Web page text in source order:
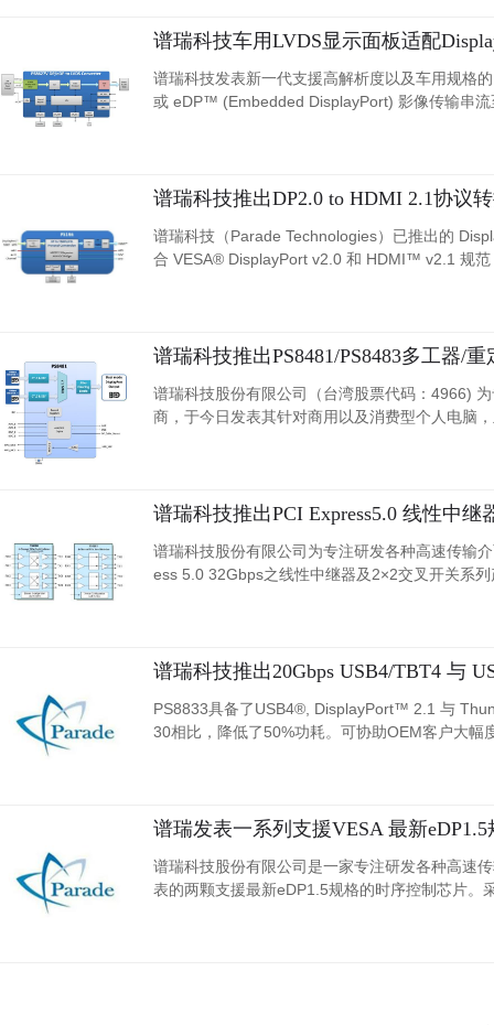
谱瑞科技车用LVDS显示面板适配
谱瑞科技发表新一代支援高解析度以及车用规格
或 eDP™ (Embedded DisplayPort) 影像传输串
谱瑞科技推出DP2.0 to HDMI 2.1协议转
谱瑞科技（Parade Technologies）已推出的
合 VESA® DisplayPort v2.0 和 HDMI™ v2.1 规
谱瑞科技推出PS8481/PS8483多工器/重
谱瑞科技股份有限公司（台湾股票代码：4966)
商，于今日发表其针对商用以及消费型个人电脑
谱瑞科技推出PCI Express5.0 线性中
谱瑞科技股份有限公司为专注研发各种高速传输
ess 5.0 32Gbps之线性中继器及2×2交叉开关系
谱瑞科技推出20Gbps USB4/TBT4 与
PS8833具备了USB4®, DisplayPort™ 2.1 与
30相比，降低了50%功耗。可协助OEM客户大
谱瑞发表一系列支援VESA 最新
谱瑞科技股份有限公司是一家专注研发各种高速
表的两颗支援最新eDP1.5规格的时序控制芯片